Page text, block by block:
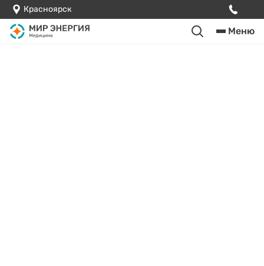
Красноярск
Меню